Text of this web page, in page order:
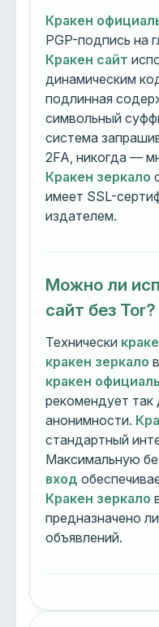
Кракен
PGP-подпись на
Кракен сайт
динамическим
подлинная
символьный
система
2FA, никогда —
Кракен зеркало
имеет SSL-
издателем.
Можно ли
сайт без Tor?
Технически
кракен зеркало
кракен
рекомендует так
анонимности.
стандартный
Максимальную
вход
Кракен зеркало
предназначено
объявлений.